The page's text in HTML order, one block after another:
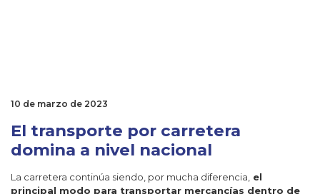
10 de marzo de 2023
El transporte por carretera
domina a nivel nacional
La carretera continúa siendo, por mucha diferencia, el
principal modo para transportar mercancías dentro de